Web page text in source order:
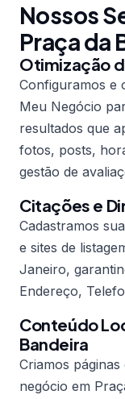
Nossos
Praça da
Otimização
Configuramos e
Meu Negócio
resultados que
fotos, posts,
gestão de
Citações e
Cadastramos
e sites de
Janeiro,
Endereço,
Conteúdo
Bandeira
Criamos
negócio em